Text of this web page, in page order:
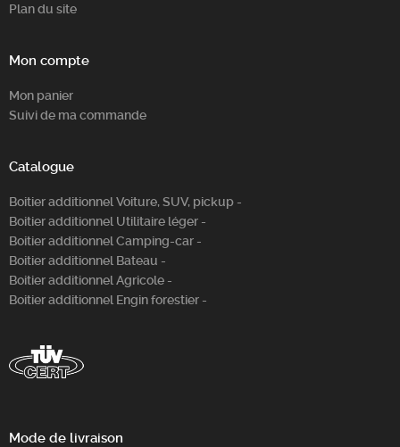
Plan du site
Mon compte
Mon panier
Suivi de ma commande
Catalogue
Boitier additionnel Voiture, SUV, pickup -
Boitier additionnel Utilitaire léger -
Boitier additionnel Camping-car -
Boitier additionnel Bateau -
Boitier additionnel Agricole -
Boitier additionnel Engin forestier -
Mode de livraison